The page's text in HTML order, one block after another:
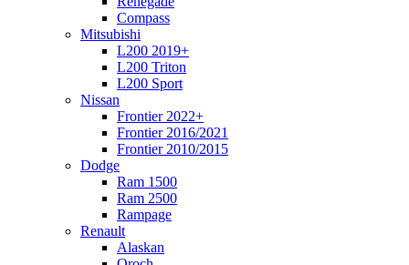
Compass
Mitsubishi
L200 2019+
L200 Triton
L200 Sport
Nissan
Frontier 2022+
Frontier 2016/2021
Frontier 2010/2015
Dodge
Ram 1500
Ram 2500
Rampage
Renault
Alaskan